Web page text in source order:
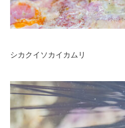
シカクイソカイカムリ